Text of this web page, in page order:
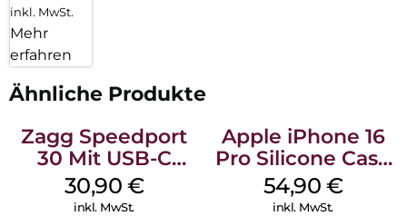
inkl. MwSt.
Mehr
erfahren
Ähnliche Produkte
Zagg Speedport
30 Mit USB-C
Kabel Weiß
30,90 €
inkl. MwSt.
Apple iPhone 16
Pro Silicone Case
MagSafe Black
54,90 €
inkl. MwSt.